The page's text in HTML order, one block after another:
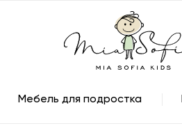
Мебель для подростка